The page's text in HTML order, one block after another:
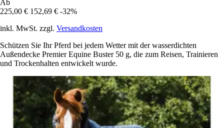
Ab
225,00 € 152,69 € -32%
inkl. MwSt. zzgl. Versandkosten
Schützen Sie Ihr Pferd bei jedem Wetter mit der wasserdichten
Außendecke Premier Equine Buster 50 g, die zum Reisen, Trainieren
und Trockenhalten entwickelt wurde.